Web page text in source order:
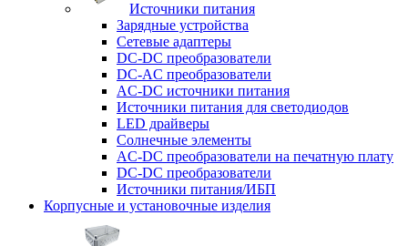
Источники питания
Зарядные устройства
Сетевые адаптеры
DC-DC преобразователи
DC-AC преобразователи
AC-DC источники питания
Источники питания для светодиодов
LED драйверы
Солнечные элементы
AC-DC преобразователи на печатную плату
DC-DC преобразователи
Источники питания/ИБП
Корпусные и установочные изделия